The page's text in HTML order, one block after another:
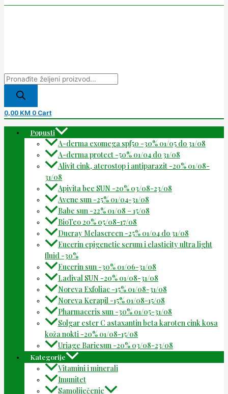
0,00 KM 0 Cart
Popusti
A-derma exomega spf50 -30% 01/05 do 31/08
A-derma protect -50% 01/04 do 31/08
Alivit cink, aterostop i antiparazit -20% 01/08-
31/08
Apivita bee SUN -20% 03/08-23/08
Avene sun -25% 01/04-31/08
Babe sun -22% 01/08 – 15/08
BioTeo 20% 05/08-17/08
Ducray Melascreen -25% 01/04 do 31/08
Eucerin epigenetic serum i elasticity ultra light
fluid -30%
Eucerin sun -30% 01/06-31/08
Ladival SUN -20% 01/08-31/08
Noreva Exfoliac -15% 01/08-31/08
Noreva Kerapil -15% 01/08-15/08
Pharmaceris sun -30% 01/05-31/08
Solgar ester C astaxantin beta karoten cink kosa
koža nokti -20% 01/08-15/08
Uriage Bariesun -20% 03/08-23/08
Kategorije
Vitamini i minerali
Imunitet
Samoliječenje